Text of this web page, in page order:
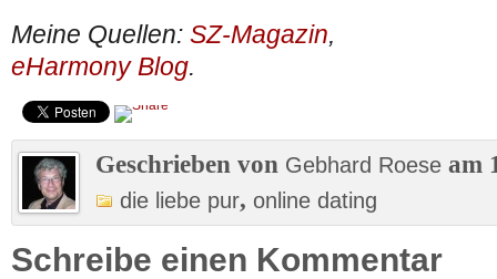
Meine Quellen: SZ-Magazin,
eHarmony Blog.
Geschrieben von Gebhard Roese am
die liebe pur, online dating
Schreibe einen Kommentar